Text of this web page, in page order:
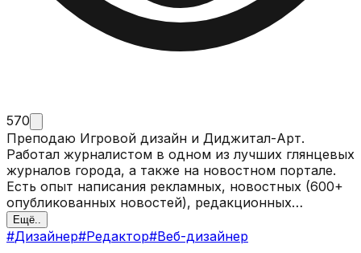
570
Преподаю Игровой дизайн и Диджитал-Арт.
Работал журналистом в одном из лучших глянцевых
журналов города, а также на новостном портале.
Есть опыт написания рекламных, новостных (600+
опубликованных новостей), редакционных
материалов, а также транскрибации видео- и
аудиоматериала. Работал с крупными заказчиками,
Ещё..
#Дизайнер#Редактор#Веб-дизайнер